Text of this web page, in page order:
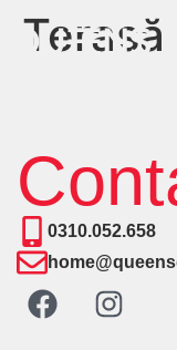
Terasă
0310.052.658